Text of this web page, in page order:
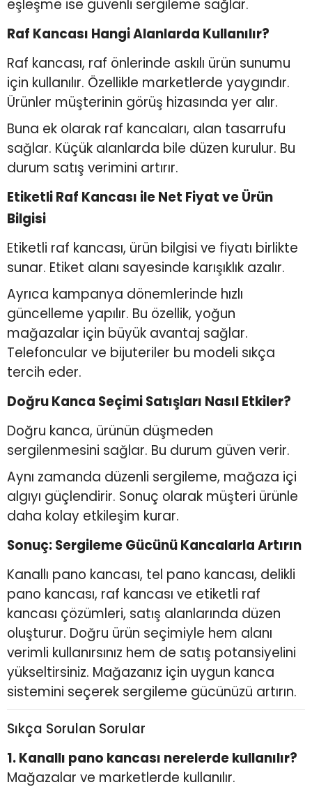
eşleşme ise güvenli sergileme sağlar.
Raf Kancası Hangi Alanlarda Kullanılır?
Raf kancası, raf önlerinde askılı ürün sunumu
için kullanılır. Özellikle marketlerde yaygındır.
Ürünler müşterinin görüş hizasında yer alır.
Buna ek olarak raf kancaları, alan tasarrufu
sağlar. Küçük alanlarda bile düzen kurulur. Bu
durum satış verimini artırır.
Etiketli Raf Kancası ile Net Fiyat ve Ürün
Bilgisi
Etiketli raf kancası, ürün bilgisi ve fiyatı birlikte
sunar. Etiket alanı sayesinde karışıklık azalır.
Ayrıca kampanya dönemlerinde hızlı
güncelleme yapılır. Bu özellik, yoğun
mağazalar için büyük avantaj sağlar.
Telefoncular ve bijuteriler bu modeli sıkça
tercih eder.
Doğru Kanca Seçimi Satışları Nasıl Etkiler?
Doğru kanca, ürünün düşmeden
sergilenmesini sağlar. Bu durum güven verir.
Aynı zamanda düzenli sergileme, mağaza içi
algıyı güçlendirir. Sonuç olarak müşteri ürünle
daha kolay etkileşim kurar.
Sonuç: Sergileme Gücünü Kancalarla Artırın
Kanallı pano kancası, tel pano kancası, delikli
pano kancası, raf kancası ve etiketli raf
kancası çözümleri, satış alanlarında düzen
oluşturur. Doğru ürün seçimiyle hem alanı
verimli kullanırsınız hem de satış potansiyelini
yükseltirsiniz. Mağazanız için uygun kanca
sistemini seçerek sergileme gücünüzü artırın.
Sıkça Sorulan Sorular
1. Kanallı pano kancası nerelerde kullanılır?
Mağazalar ve marketlerde kullanılır.